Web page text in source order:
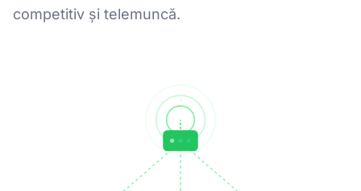
competitiv și telemuncă.